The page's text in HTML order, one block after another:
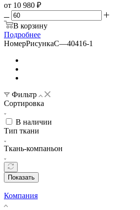
от 10 980 ₽
В корзину
Подробнее
НомерРисункаС—40416-1
Фильтр
Сортировка
В наличии
Тип ткани
Ткань-компаньон
Показать
Компания